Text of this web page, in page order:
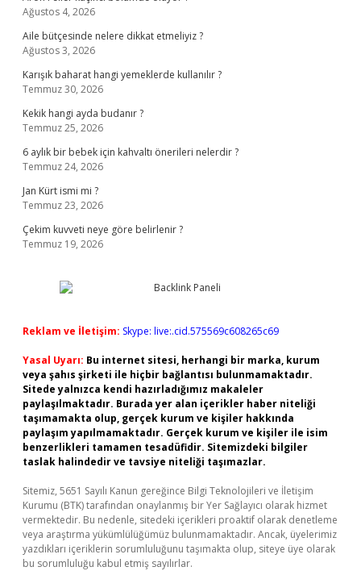
Ağustos 4, 2026
Aile bütçesinde nelere dikkat etmeliyiz ?
Ağustos 3, 2026
Karışık baharat hangi yemeklerde kullanılır ?
Temmuz 30, 2026
Kekik hangi ayda budanır ?
Temmuz 25, 2026
6 aylık bir bebek için kahvaltı önerileri nelerdir ?
Temmuz 24, 2026
Jan Kürt ismi mi ?
Temmuz 23, 2026
Çekim kuvveti neye göre belirlenir ?
Temmuz 19, 2026
Reklam ve İletişim: Skype: live:.cid.575569c608265c69
Yasal Uyarı: Bu internet sitesi, herhangi bir marka, kurum
veya şahıs şirketi ile hiçbir bağlantısı bulunmamaktadır.
Sitede yalnızca kendi hazırladığımız makaleler
paylaşılmaktadır. Burada yer alan içerikler haber niteliği
taşımamakta olup, gerçek kurum ve kişiler hakkında
paylaşım yapılmamaktadır. Gerçek kurum ve kişiler ile isim
benzerlikleri tamamen tesadüfidir. Sitemizdeki bilgiler
taslak halindedir ve tavsiye niteliği taşımazlar.
Sitemiz, 5651 Sayılı Kanun gereğince Bilgi Teknolojileri ve İletişim
Kurumu (BTK) tarafından onaylanmış bir Yer Sağlayıcı olarak hizmet
vermektedir. Bu nedenle, sitedeki içerikleri proaktif olarak denetleme
veya araştırma yükümlülüğümüz bulunmamaktadır. Ancak, üyelerimiz
yazdıkları içeriklerin sorumluluğunu taşımakta olup, siteye üye olarak
bu sorumluluğu kabul etmiş sayılırlar.